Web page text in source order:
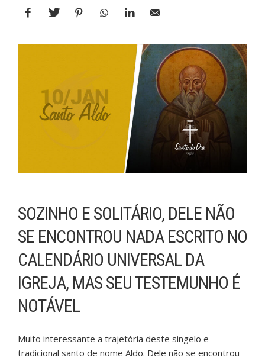
SOZINHO E SOLITÁRIO, DELE NÃO
SE ENCONTROU NADA ESCRITO NO
CALENDÁRIO UNIVERSAL DA
IGREJA, MAS SEU TESTEMUNHO É
NOTÁVEL
Muito interessante a trajetória deste singelo e
tradicional santo de nome Aldo. Dele não se encontrou